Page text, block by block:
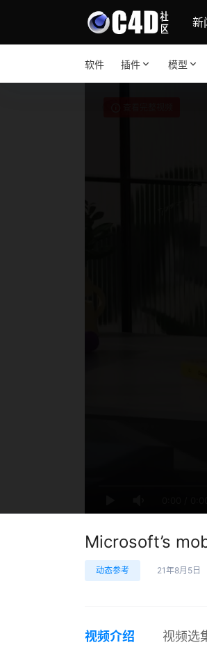
新
软件 插件 模型
Microsoft’s
动态参考 21年8月5日
视频介绍 视频选